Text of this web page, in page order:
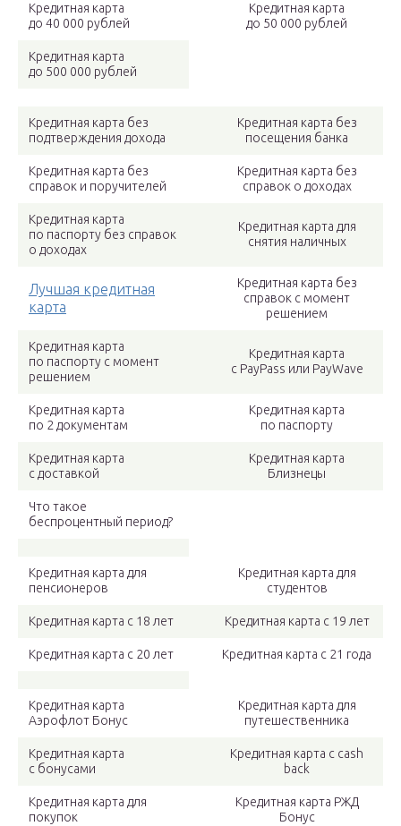
Кредитная карта
до 40 000 рублей
Кредитная карта
до 50 000 рублей
Кредитная карта
до 500 000 рублей
Кредитная карта без
подтверждения дохода
Кредитная карта без
посещения банка
Кредитная карта без
справок и поручителей
Кредитная карта без
справок о доходах
Кредитная карта
по паспорту без справок
о доходах
Кредитная карта для
снятия наличных
Лучшая кредитная
карта
Кредитная карта без
справок с момент
решением
Кредитная карта
по паспорту с момент
решением
Кредитная карта
с PayPass или PayWave
Кредитная карта
по 2 документам
Кредитная карта
по паспорту
Кредитная карта
с доставкой
Кредитная карта
Близнецы
Что такое
беспроцентный период?
Кредитная карта для
пенсионеров
Кредитная карта для
студентов
Кредитная карта с 18 лет Кредитная карта с 19 лет
Кредитная карта с 20 лет Кредитная карта с 21 года
Кредитная карта
Аэрофлот Бонус
Кредитная карта для
путешественника
Кредитная карта
с бонусами
Кредитная карта с cash
back
Кредитная карта для
покупок
Кредитная карта РЖД
Бонус